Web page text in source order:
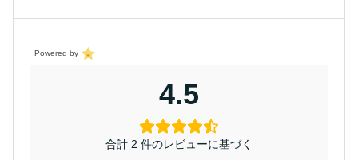
Powered by
4.5
合計 2 件のレビューに基づく